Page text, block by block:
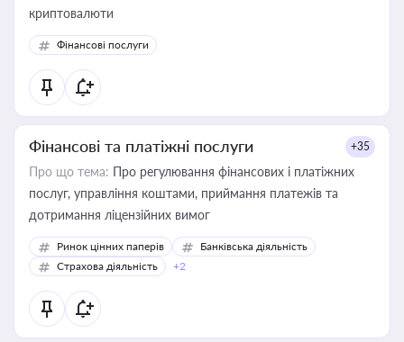
криптовалюти
Фінансові послуги
Фінансові та платіжні послуги +35
Про що тема: Про регулювання фінансових і платіжних
послуг, управління коштами, приймання платежів та
дотримання ліцензійних вимог
Ринок цінних паперів
Банківська діяльність
Страхова діяльність
+2